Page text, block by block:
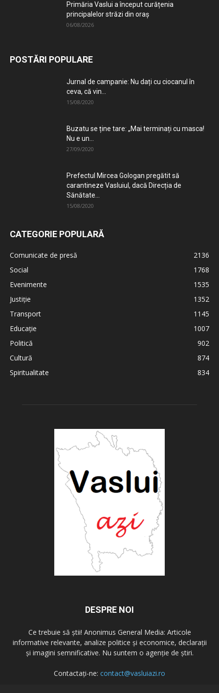
Primăria Vaslui a început curățenia
principalelor străzi din oraș
06/08/2026
POSTĂRI POPULARE
Jurnal de campanie: Nu dați cu ciocanul în
ceva, că vin...
15/08/2020
Buzatu se ține tare: „Mai terminați cu masca!
Nu e un...
27/09/2020
Prefectul Mircea Gologan pregătit să
carantineze Vasluiul, dacă Direcția de
Sănătate...
15/08/2020
CATEGORIE POPULARĂ
Comunicate de presă
2136
Social
1768
Evenimente
1535
Justiție
1352
Transport
1145
Educație
1007
Politică
902
Cultură
874
Spiritualitate
834
DESPRE NOI
Ce trebuie să știi! Anonimus General Media: Articole
informative relevante, analize politice și economice, declarații
și imagini semnificative. Nu suntem o agenție de știri.
Contactați-ne: contact@vasluiazi.ro